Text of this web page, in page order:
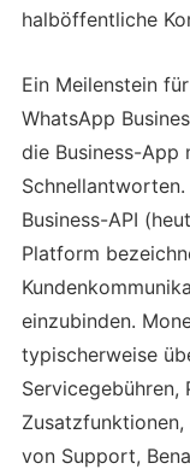
halböffentliche
Ein Meilenstein
WhatsApp
die Business-App
Business-API
Platform
einzubinden.
typischerweise
Servicegebühren,
von Support,